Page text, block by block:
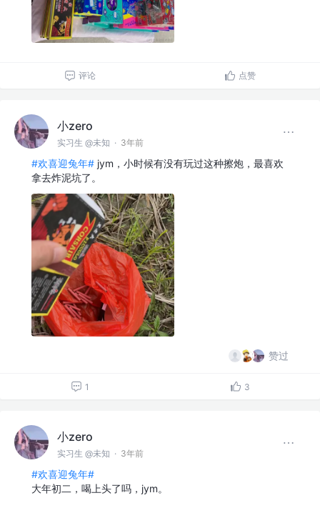
评论 点赞
小zero
实习生 @未知 · 3年前
#欢喜迎兔年# jym，小时候有没有玩过这种擦炮，最喜欢
拿去炸泥坑了。
赞过
1 3
小zero
实习生 @未知 · 3年前
#欢喜迎兔年#
大年初二，喝上头了吗，jym。